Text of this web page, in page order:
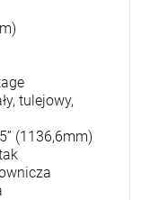
tulejowy,
(1136,6mm)